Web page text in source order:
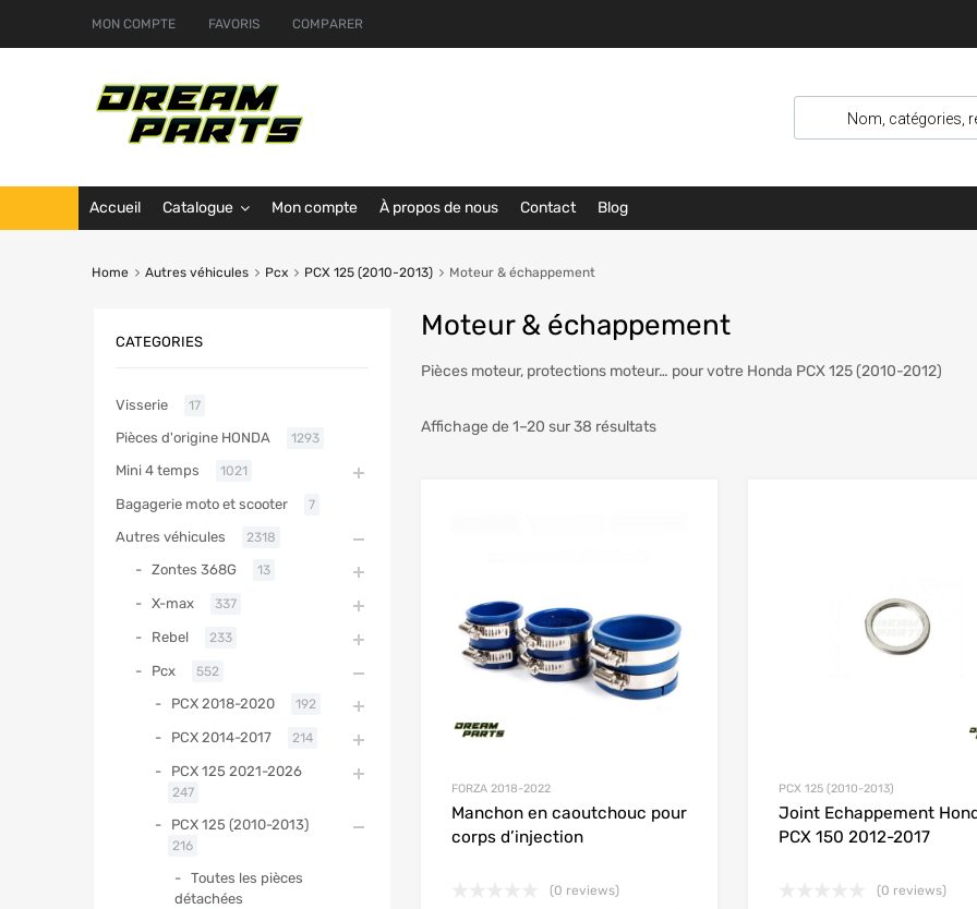
MON COMPTE FAVORIS COMPARER
Accueil Catalogue Mon compte À propos de nous Contact Blog
Home Autres véhicules Pcx PCX 125 (2010-2013) Moteur & échappement
Moteur & échappement
Pièces moteur, protections moteur… pour votre Honda PCX 125 (2010-2012)
Affichage de 1–20 sur 38 résultats
FORZA 2018-2022
Manchon en caoutchouc pour
corps d’injection
(0 reviews)
PCX 125 (2010-2013)
Joint Echappement
PCX 150 2012-2017
(0 reviews)
CATEGORIES
Visserie 17
Pièces d'origine HONDA 1293
Mini 4 temps 1021
Bagagerie moto et scooter 7
Autres véhicules 2318
Zontes 368G 13
X-max 337
Rebel 233
Pcx 552
PCX 2018-2020 192
PCX 2014-2017 214
PCX 125 2021-2026
247
PCX 125 (2010-2013)
216
Toutes les pièces
détachées